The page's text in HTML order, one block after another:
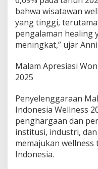
bahwa wisatawan
yang tinggi,
pengalaman healing
meningkat,” ujar
Malam Apresiasi
2025
Penyelenggaraan
Indonesia Wellness
penghargaan dan
institusi, industri,
memajukan
Indonesia.